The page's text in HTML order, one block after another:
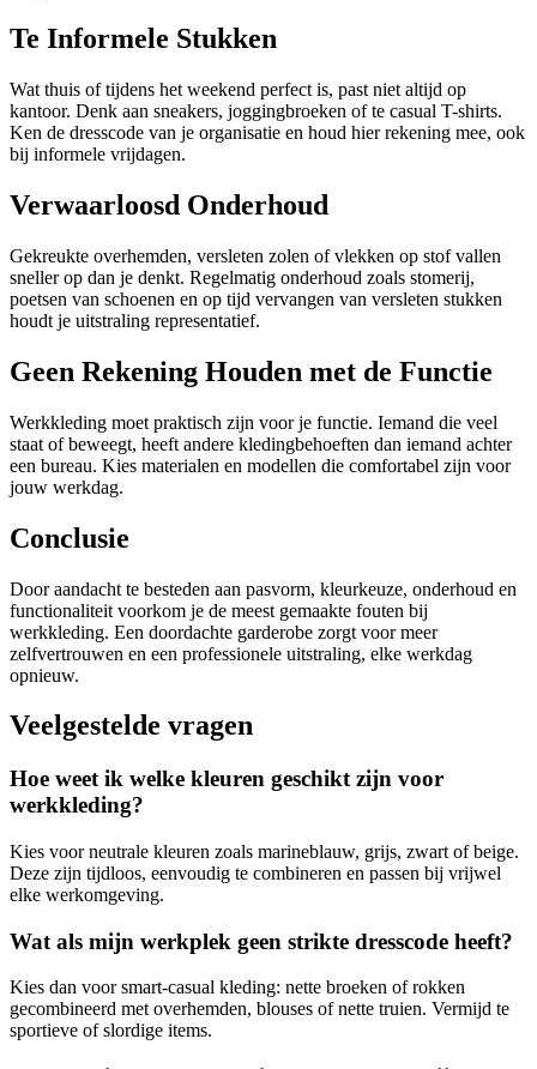
Te Informele Stukken
Wat thuis of tijdens het weekend perfect is, past niet altijd op
kantoor. Denk aan sneakers, joggingbroeken of te casual T-shirts.
Ken de dresscode van je organisatie en houd hier rekening mee, ook
bij informele vrijdagen.
Verwaarloosd Onderhoud
Gekreukte overhemden, versleten zolen of vlekken op stof vallen
sneller op dan je denkt. Regelmatig onderhoud zoals stomerij,
poetsen van schoenen en op tijd vervangen van versleten stukken
houdt je uitstraling representatief.
Geen Rekening Houden met de Functie
Werkkleding moet praktisch zijn voor je functie. Iemand die veel
staat of beweegt, heeft andere kledingbehoeften dan iemand achter
een bureau. Kies materialen en modellen die comfortabel zijn voor
jouw werkdag.
Conclusie
Door aandacht te besteden aan pasvorm, kleurkeuze, onderhoud en
functionaliteit voorkom je de meest gemaakte fouten bij
werkkleding. Een doordachte garderobe zorgt voor meer
zelfvertrouwen en een professionele uitstraling, elke werkdag
opnieuw.
Veelgestelde vragen
Hoe weet ik welke kleuren geschikt zijn voor
werkkleding?
Kies voor neutrale kleuren zoals marineblauw, grijs, zwart of beige.
Deze zijn tijdloos, eenvoudig te combineren en passen bij vrijwel
elke werkomgeving.
Wat als mijn werkplek geen strikte dresscode heeft?
Kies dan voor smart-casual kleding: nette broeken of rokken
gecombineerd met overhemden, blouses of nette truien. Vermijd te
sportieve of slordige items.